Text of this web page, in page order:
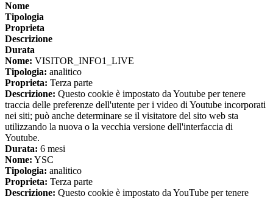
Nome
Tipologia
Proprieta
Descrizione
Durata
Nome: VISITOR_INFO1_LIVE
Tipologia: analitico
Proprieta: Terza parte
Descrizione: Questo cookie è impostato da Youtube per tenere
traccia delle preferenze dell'utente per i video di Youtube incorporati
nei siti; può anche determinare se il visitatore del sito web sta
utilizzando la nuova o la vecchia versione dell'interfaccia di
Youtube.
Durata: 6 mesi
Nome: YSC
Tipologia: analitico
Proprieta: Terza parte
Descrizione: Questo cookie è impostato da YouTube per tenere